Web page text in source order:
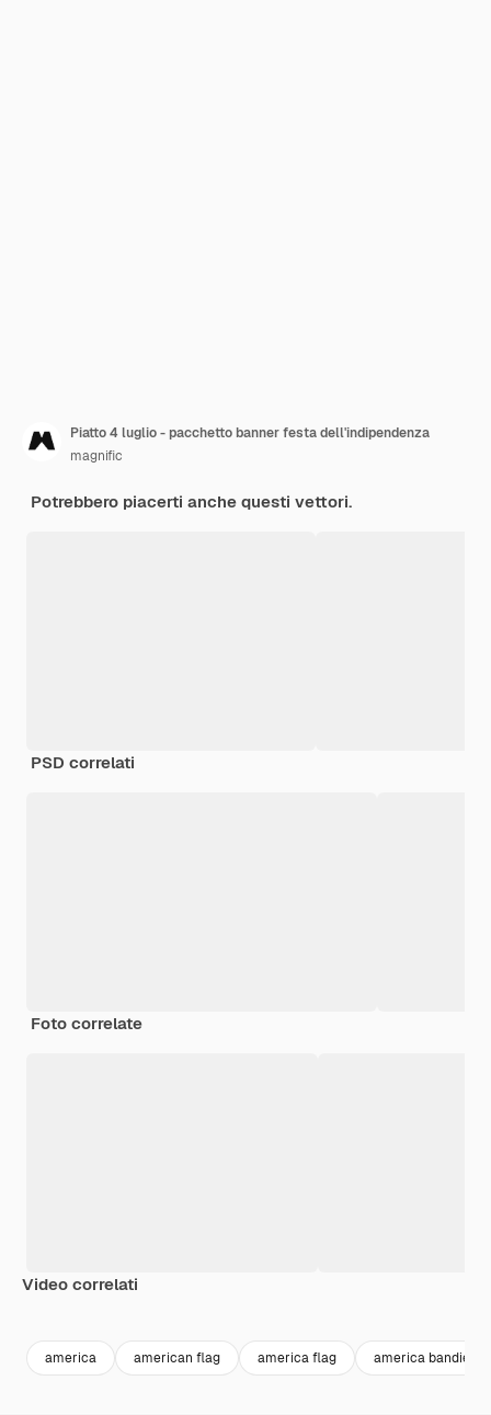
Piatto 4 luglio - pacchetto banner festa dell'indipendenza
magnific
Potrebbero piacerti anche questi vettori.
PSD correlati
Foto correlate
Video correlati
america american flag america flag america bandiera